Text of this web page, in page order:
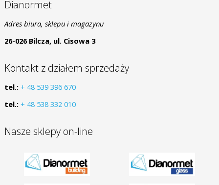
Dianormet
Adres biura, sklepu i magazynu
26-026 Bilcza, ul. Cisowa 3
Kontakt z działem sprzedaży
tel.: + 48 539 396 670
tel.: + 48 538 332 010
Nasze sklepy on-line